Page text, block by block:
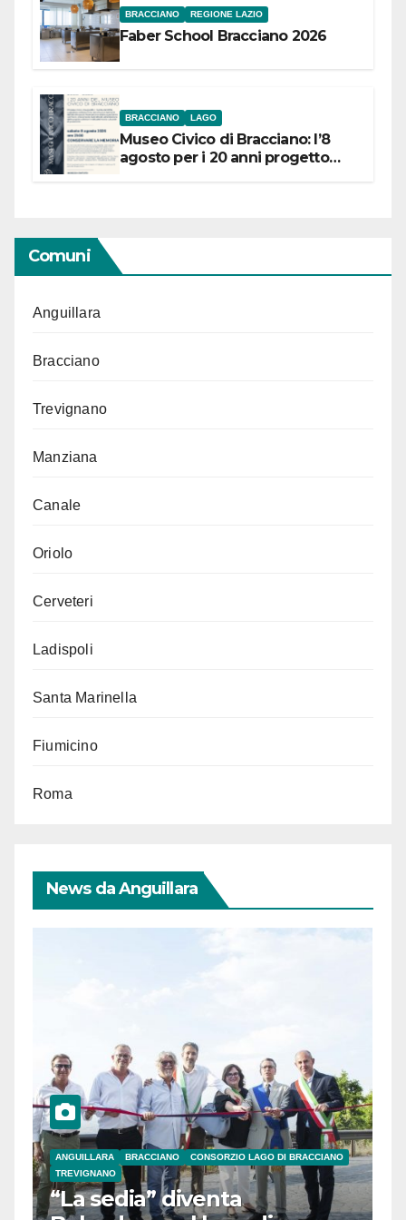
BRACCIANO REGIONE LAZIO
Faber School Bracciano 2026
BRACCIANO LAGO
Museo Civico di Bracciano: l’8
agosto per i 20 anni progetto
Comuni
Anguillara
Bracciano
Trevignano
Manziana
Canale
Oriolo
Cerveteri
Ladispoli
Santa Marinella
Fiumicino
Roma
News da Anguillara
ANGUILLARA BRACCIANO
CONSORZIO LAGO DI BRACCIANO
TREVIGNANO
“La sedia” diventa